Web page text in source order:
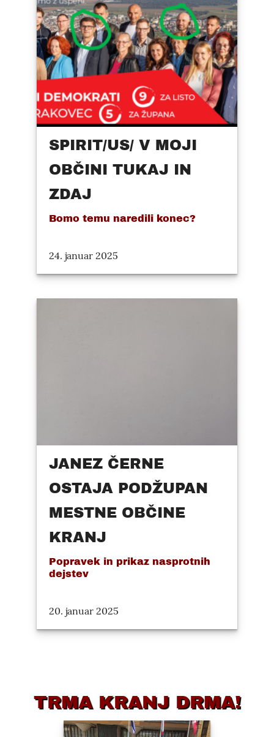
SPIRIT/US/ V MOJI
OBČINI TUKAJ IN
ZDAJ
Bomo temu naredili konec?
24. januar 2025
JANEZ ČERNE
OSTAJA PODŽUPAN
MESTNE OBČINE
KRANJ
Popravek in prikaz nasprotnih
dejstev
20. januar 2025
TRMA KRANJ DRMA!